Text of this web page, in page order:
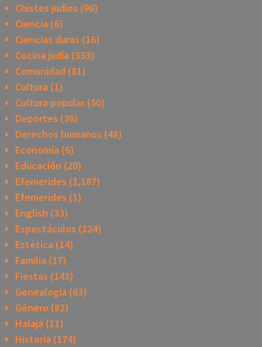
Chistes judios (96)
Ciencia(6)
Ciencias duras (16)
Cocina judía(353)
Comunidad(81)
Cultura(1)
Cultura popular(50)
Deportes (36)
Derechos humanos (48)
Economía(6)
Educación (20)
Efemerides (1,187)
Efemerides (1)
English (33)
Espectáculos (124)
Estética(14)
Familia(17)
Fiestas (143)
Genealogía(63)
Género (82)
Halajá(11)
Historia(174)